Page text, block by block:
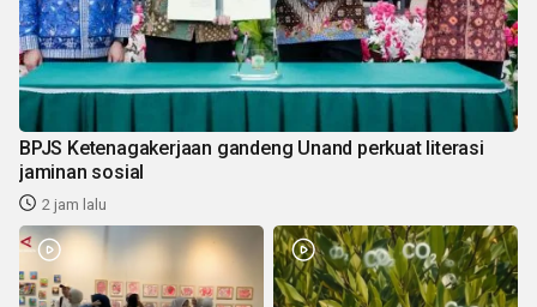
BPJS Ketenagakerjaan gandeng Unand perkuat literasi
jaminan sosial
2 jam lalu